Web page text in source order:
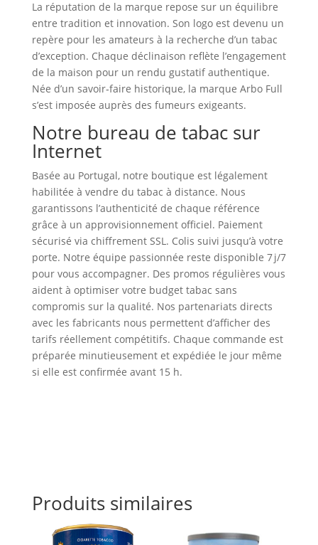
La réputation de la marque repose sur un équilibre
entre tradition et innovation. Son logo est devenu un
repère pour les amateurs à la recherche d’un tabac
d’exception. Chaque déclinaison reflète l’engagement
de la maison pour un rendu gustatif authentique.
Née d’un savoir‑faire historique, la marque Arbo Full
s’est imposée auprès des fumeurs exigeants.
Notre bureau de tabac sur
Internet
Basée au Portugal, notre boutique est légalement
habilitée à vendre du tabac à distance. Nous
garantissons l’authenticité de chaque référence
grâce à un approvisionnement officiel. Paiement
sécurisé via chiffrement SSL. Colis suivi jusqu’à votre
porte. Notre équipe passionnée reste disponible 7 j/7
pour vous accompagner. Des promos régulières vous
aident à optimiser votre budget tabac sans
compromis sur la qualité. Nos partenariats directs
avec les fabricants nous permettent d’afficher des
tarifs réellement compétitifs. Chaque commande est
préparée minutieusement et expédiée le jour même
si elle est confirmée avant 15 h.
Produits similaires